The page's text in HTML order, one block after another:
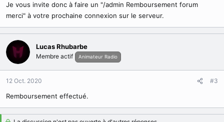
Je vous invite donc à faire un "/admin Remboursement forum
merci" à votre prochaine connexion sur le serveur.
Lucas Rhubarbe
Membre actif Animateur Radio
12 Oct. 2020 #3
Remboursement effectué.